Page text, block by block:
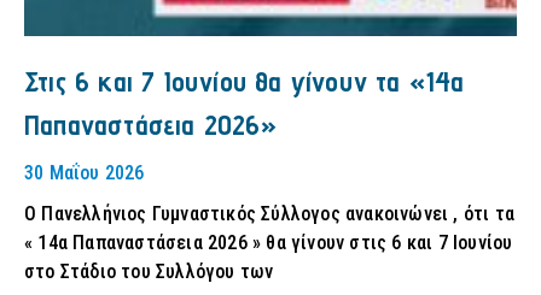
Στις 6 και 7 Ιουνίου θα γίνουν τα «14α
Παπαναστάσεια 2026»
30 Μαΐου 2026
Ο Πανελλήνιος Γυμναστικός Σύλλογος ανακοινώνει , ότι τα
« 14α Παπαναστάσεια 2026 » θα γίνουν στις 6 και 7 Ιουνίου
στο Στάδιο του Συλλόγου των